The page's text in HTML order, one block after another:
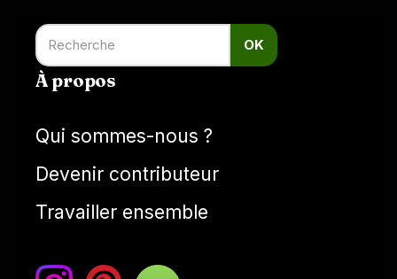
OK
À propos
Qui sommes-nous ?
Devenir contributeur
Travailler ensemble